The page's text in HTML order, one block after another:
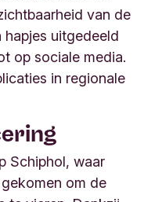
van de
hapjes uitgedeeld
op sociale media.
in regionale
Schiphol, waar
om de